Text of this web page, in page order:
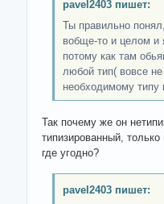
pavel2403 пишет:
Ты правильно
вобще-то и целом и
потому как там
любой тип( вовсе не
необходимому типу
Так почему же он
типизированный,
где угодно?
pavel2403 пишет: